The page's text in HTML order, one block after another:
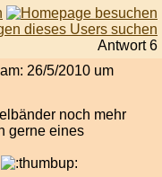
Antwort 6
26/5/2010 um
noch mehr
gerne eines